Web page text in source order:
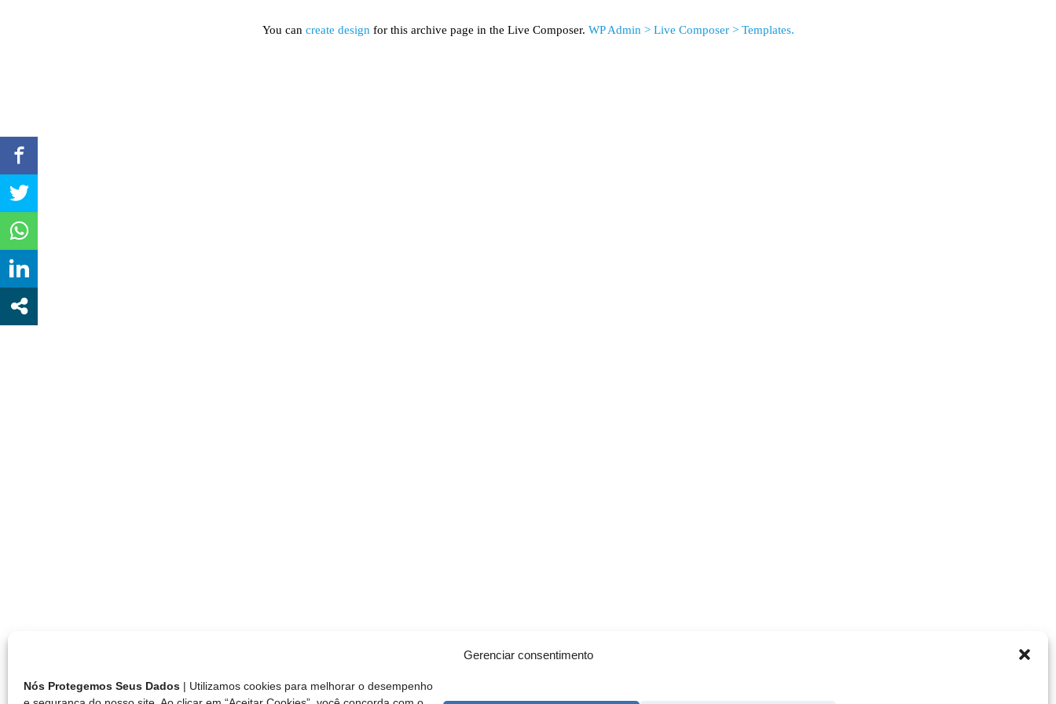
Gerenciar consentimento
Nós Protegemos Seus Dados | Utilizamos cookies para melhorar o desempenho
You can create design for this archive page in the Live Composer. WP Admin > Live Composer > Templates.